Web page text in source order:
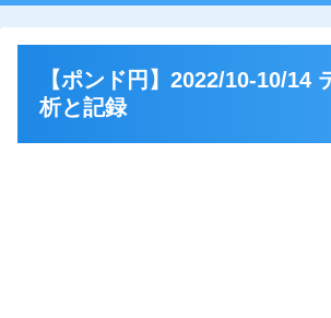
【ポンド円】2022/10-10/14
析と記録